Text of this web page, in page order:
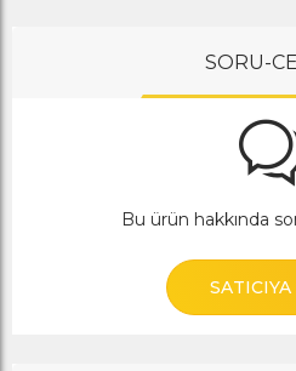
SORU-
Bu ürün hakkında
SATICIYA